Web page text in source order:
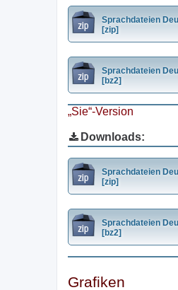
Sprachdateien
[zip]
Sprachdateien
[bz2]
„Sie“-Version
Downloads:
Sprachdateien
[zip]
Sprachdateien
[bz2]
Grafiken